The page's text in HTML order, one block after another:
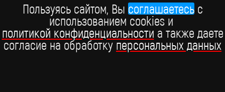
Пользуясь сайтом, Вы соглашаетесьc
использованием cookies и
политикой конфиденциальности а также даете
согласие на обработкуперсональных данных
Робби Уильямс выпустил первый альбом за 10 лет
У релиза Britpop непростая судьба